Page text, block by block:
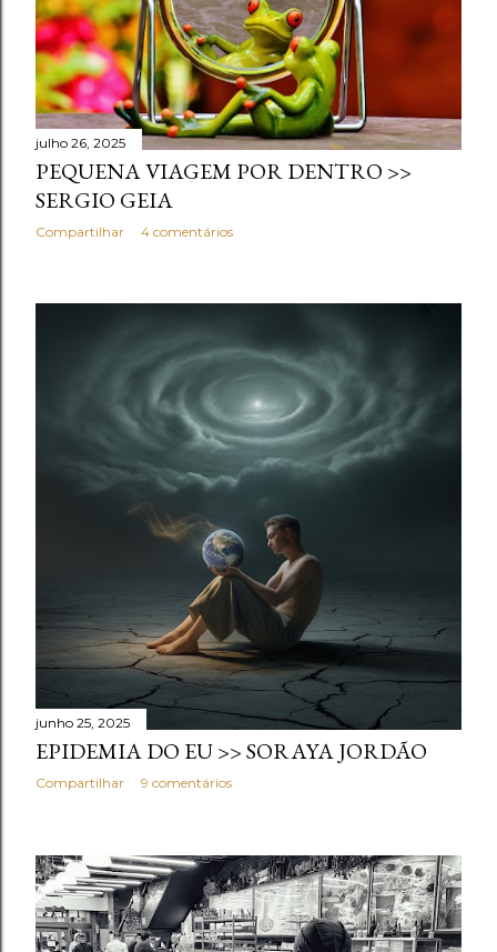
julho 26, 2025
PEQUENA VIAGEM POR DENTRO >>
SERGIO GEIA
Compartilhar 4 comentários
junho 25, 2025
EPIDEMIA DO EU >> SORAYA JORDÃO
Compartilhar 9 comentários